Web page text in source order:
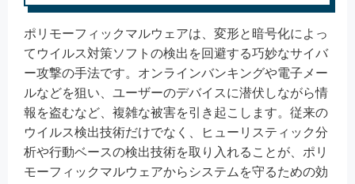
ポリモーフィックマルウェアは、変形と暗号化によっ
てウイルス対策ソフトの検出を回避する巧妙なサイバ
ー攻撃の手法です。オンラインバンキングや電子メー
ルなどを狙い、ユーザーのデバイスに潜伏しながら情
報を盗むなど、複雑な被害を引き起こします。従来の
ウイルス検出技術だけでなく、ヒューリスティック分
析や行動ベースの検出技術を取り入れることが、ポリ
モーフィックマルウェアからシステムを守るための効